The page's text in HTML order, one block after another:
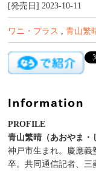
[発売日] 2023-10-11
ワニ・プラス 青山繁
PROFILE
青山繁晴（あおやま・
神戸市生まれ。慶應義
卒。共同通信記者、三